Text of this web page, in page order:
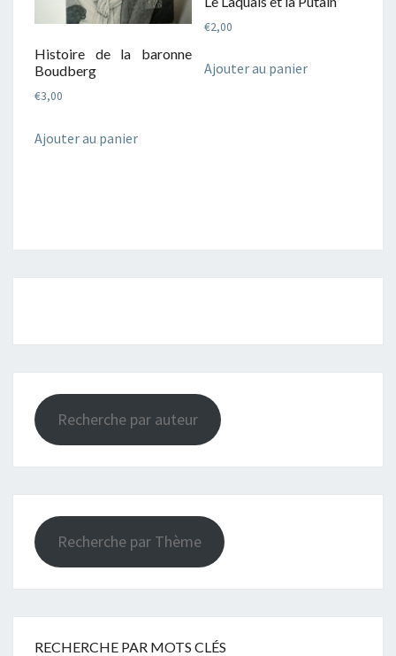
Histoire de la baronne
Boudberg
€3,00
Ajouter au panier
€2,00
Ajouter au panier
Recherche par auteur
Recherche par Thème
RECHERCHE PAR MOTS CLÉS